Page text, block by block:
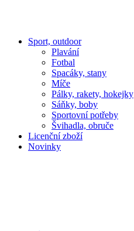
Sport, outdoor
Plavání
Fotbal
Spacáky, stany
Míče
Pálky, rakety, hokejky
Sáňky, boby
Sportovní potřeby
Švihadla, obruče
Licenční zboží
Novinky